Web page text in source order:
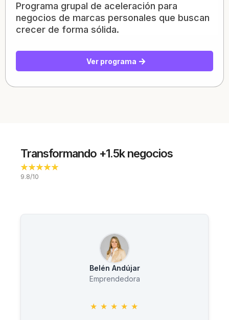
Programa grupal de aceleración para
negocios de marcas personales que buscan
crecer de forma sólida.
Ver programa
Transformando +1.5k negocios
9.8/10
★ ★ ★ ★ ★
Belén Andújar
Emprendedora